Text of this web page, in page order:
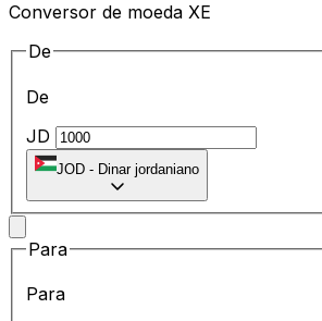
Conversor de moeda XE
De
De
JD
JOD - Dinar jordaniano
Para
Para